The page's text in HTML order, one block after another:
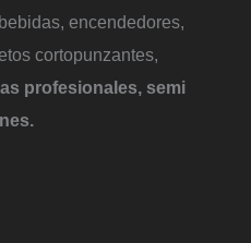
encendedores,
cortopunzantes,
profesionales, semi